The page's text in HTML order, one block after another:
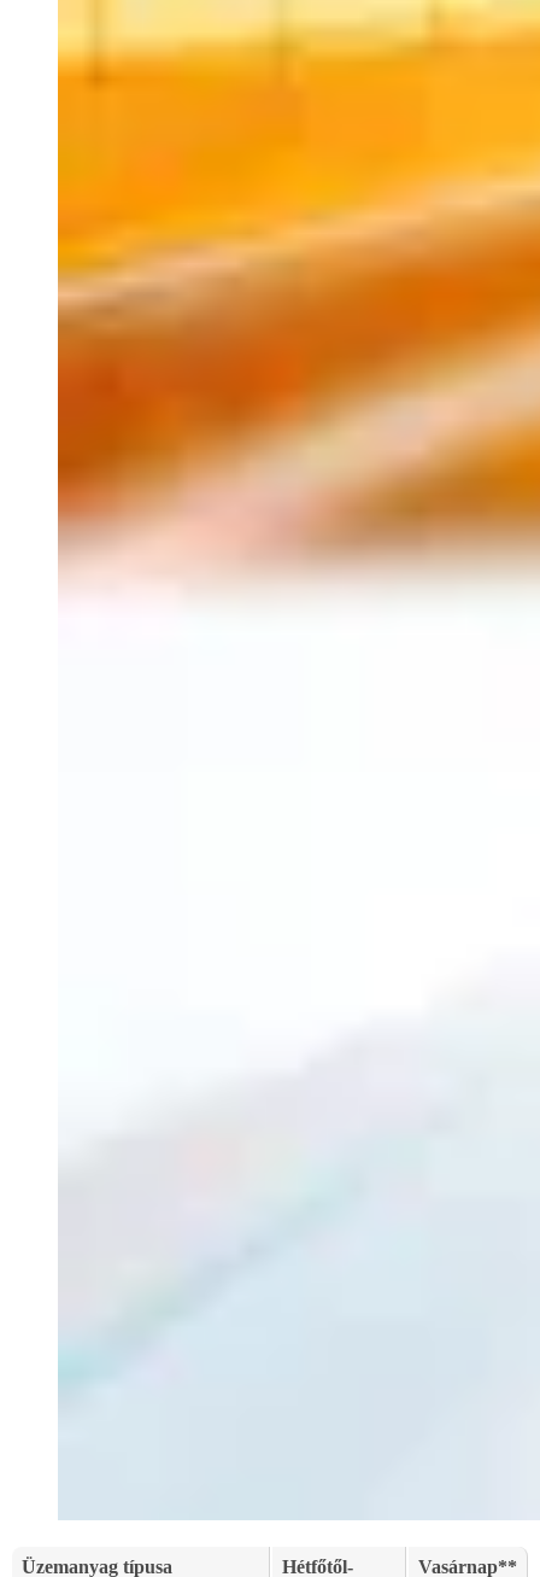
Üzemanyag típusa Hétfőtől- Vasárnap**